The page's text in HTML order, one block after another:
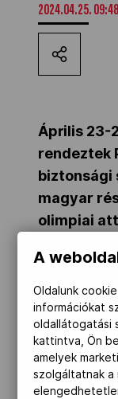
OVEP
Adatbank
2024.04.25. 09:48
Április 23-
rendeztek
biztonsági
magyar
olimpiai
A témák
biztonsági
és a
A
Oldalunk
információkat
oldallátogatási
kattintva, Ön
amelyek
szolgáltatnak a